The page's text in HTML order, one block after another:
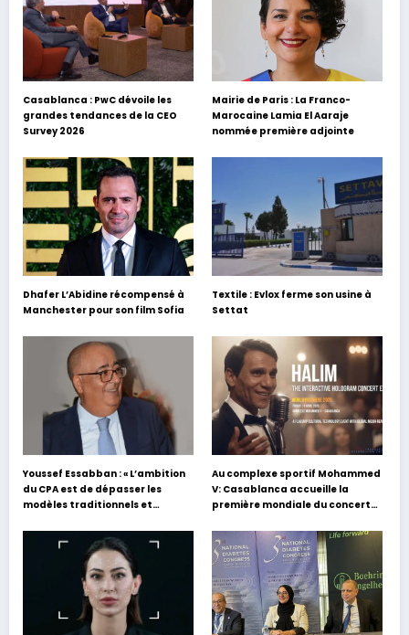
Casablanca : PwC dévoile les
grandes tendances de la CEO
Survey 2026
Mairie de Paris : La Franco-
Marocaine Lamia El Aaraje
nommée première adjointe
Dhafer L’Abidine récompensé à
Manchester pour son film Sofia
Textile : Evlox ferme son usine à
Settat
Youssef Essabban : « L’ambition
du CPA est de dépasser les
modèles traditionnels et
s’appuyant sur le partage des
expériences »
Au complexe sportif Mohammed
V: Casablanca accueille la
première mondiale du concert
Hafez